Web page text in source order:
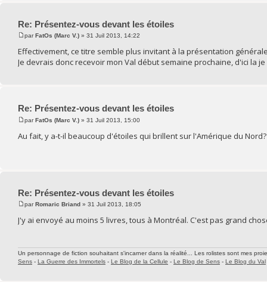
Re: Présentez-vous devant les étoiles
parFatOs (Marc V.) » 31 Juil 2013, 14:22
Effectivement, ce titre semble plus invitant à la présentation
Je devrais donc recevoir mon Val début semaine prochaine, d'ici la
Re: Présentez-vous devant les étoiles
parFatOs (Marc V.) » 31 Juil 2013, 15:00
Au fait, y a-t-il beaucoup d'étoiles qui brillent sur l'Amérique du Nord?
Re: Présentez-vous devant les étoiles
parRomaric Briand » 31 Juil 2013, 18:05
J'y ai envoyé au moins 5 livres, tous à Montréal. C'est pas grand
Un personnage de fiction souhaitant s'incarner dans la réalité... Les rolistes sont mes
Sens - La Guerre des Immortels - Le Blog de la Cellule - Le Blog de Sens - Le Blog du Val